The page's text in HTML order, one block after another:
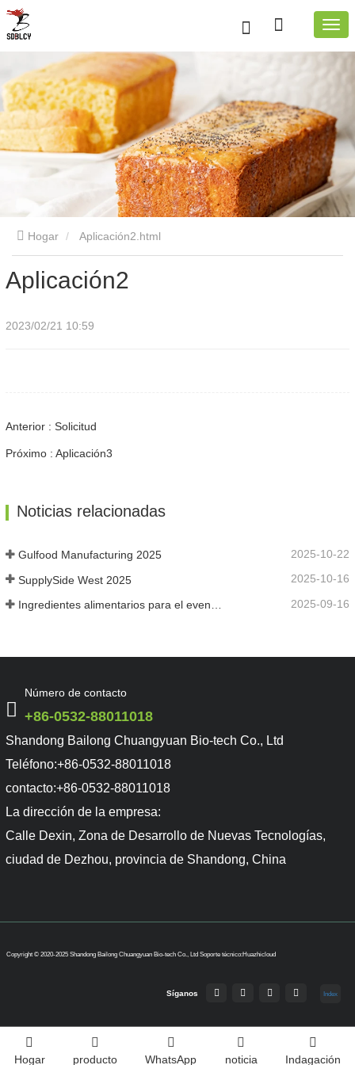
Hogar Aplicación2.html
Aplicación2
2023/02/21 10:59
Anterior : Solicitud
Próximo : Aplicación3
Noticias relacionadas
Gulfood Manufacturing 2025 2025-10-22
SupplySide West 2025 2025-10-16
2025-09-16
Número de contacto
+86-0532-88011018
Shandong Bailong Chuangyuan Bio-tech Co., Ltd
Teléfono:+86-0532-88011018
contacto:+86-0532-88011018
La dirección de la empresa:
Calle Dexin, Zona de Desarrollo de Nuevas Tecnologías,
ciudad de Dezhou, provincia de Shandong, China
Copyright © 2020-2025 Shandong Bailong Chuangyuan Bio-tech Co., Ltd Soporte técnico:Huazhicloud
Síganos Index
Hogar producto WhatsApp noticia Indagación